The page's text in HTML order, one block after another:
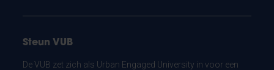
Steun VUB
De VUB zet zich als Urban Engaged University in voor een